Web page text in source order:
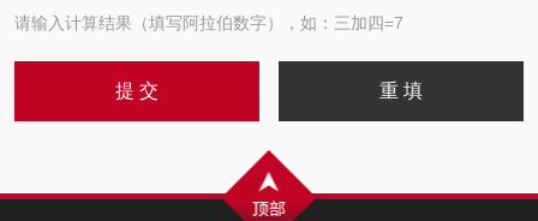
请输入计算结果（填写阿拉伯数字），如：三加四=7